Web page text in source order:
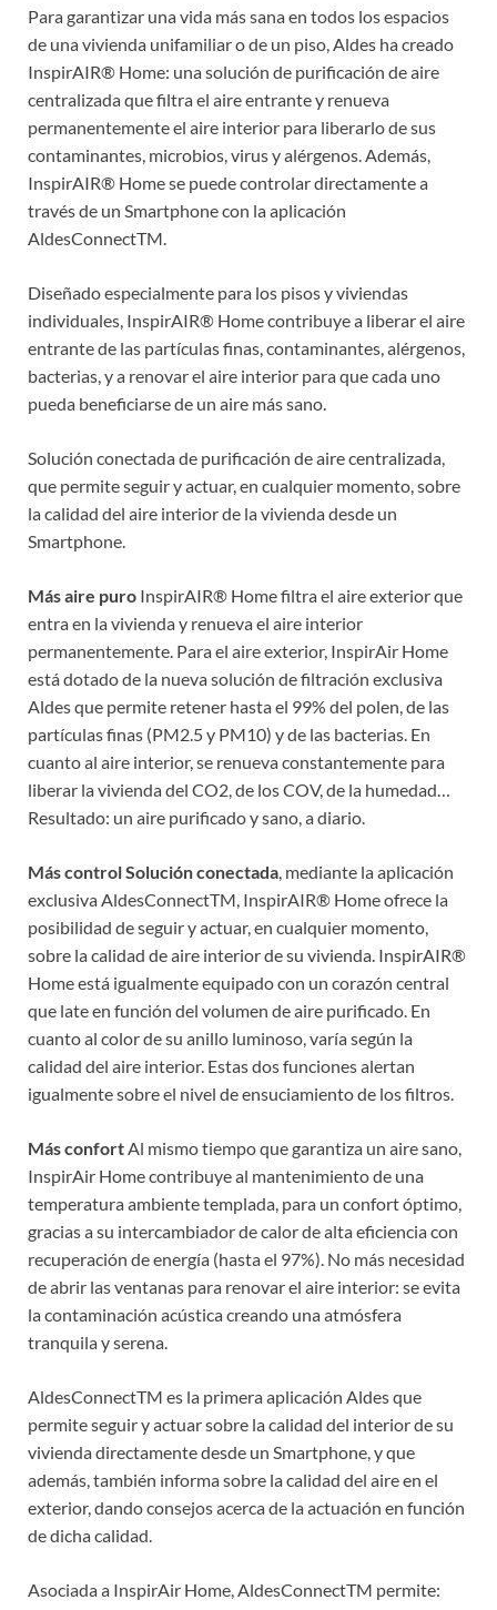
Para garantizar una vida más sana en todos los espacios
de una vivienda unifamiliar o de un piso, Aldes ha creado
InspirAIR® Home: una solución de purificación de aire
centralizada que filtra el aire entrante y renueva
permanentemente el aire interior para liberarlo de sus
contaminantes, microbios, virus y alérgenos. Además,
InspirAIR® Home se puede controlar directamente a
través de un Smartphone con la aplicación
AldesConnectTM.
Diseñado especialmente para los pisos y viviendas
individuales, InspirAIR® Home contribuye a liberar el aire
entrante de las partículas finas, contaminantes, alérgenos,
bacterias, y a renovar el aire interior para que cada uno
pueda beneficiarse de un aire más sano.
Solución conectada de purificación de aire centralizada,
que permite seguir y actuar, en cualquier momento, sobre
la calidad del aire interior de la vivienda desde un
Smartphone.
Más aire puro InspirAIR® Home filtra el aire exterior que
entra en la vivienda y renueva el aire interior
permanentemente. Para el aire exterior, InspirAir Home
está dotado de la nueva solución de filtración exclusiva
Aldes que permite retener hasta el 99% del polen, de las
partículas finas (PM2.5 y PM10) y de las bacterias. En
cuanto al aire interior, se renueva constantemente para
liberar la vivienda del CO2, de los COV, de la humedad…
Resultado: un aire purificado y sano, a diario.
Más control Solución conectada, mediante la aplicación
exclusiva AldesConnectTM, InspirAIR® Home ofrece la
posibilidad de seguir y actuar, en cualquier momento,
sobre la calidad de aire interior de su vivienda. InspirAIR®
Home está igualmente equipado con un corazón central
que late en función del volumen de aire purificado. En
cuanto al color de su anillo luminoso, varía según la
calidad del aire interior. Estas dos funciones alertan
igualmente sobre el nivel de ensuciamiento de los filtros.
Más confortAl mismo tiempo que garantiza un aire sano,
InspirAir Home contribuye al mantenimiento de una
temperatura ambiente templada, para un confort óptimo,
gracias a su intercambiador de calor de alta eficiencia con
recuperación de energía (hasta el 97%). No más necesidad
de abrir las ventanas para renovar el aire interior: se evita
la contaminación acústica creando una atmósfera
tranquila y serena.
AldesConnectTM es la primera aplicación Aldes que
permite seguir y actuar sobre la calidad del interior de su
vivienda directamente desde un Smartphone, y que
además, también informa sobre la calidad del aire en el
exterior, dando consejos acerca de la actuación en función
de dicha calidad.
Asociada a InspirAir Home, AldesConnectTM permite: